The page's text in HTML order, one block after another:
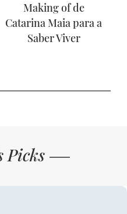
Making of de
Catarina Maia para a
Saber Viver
Picks